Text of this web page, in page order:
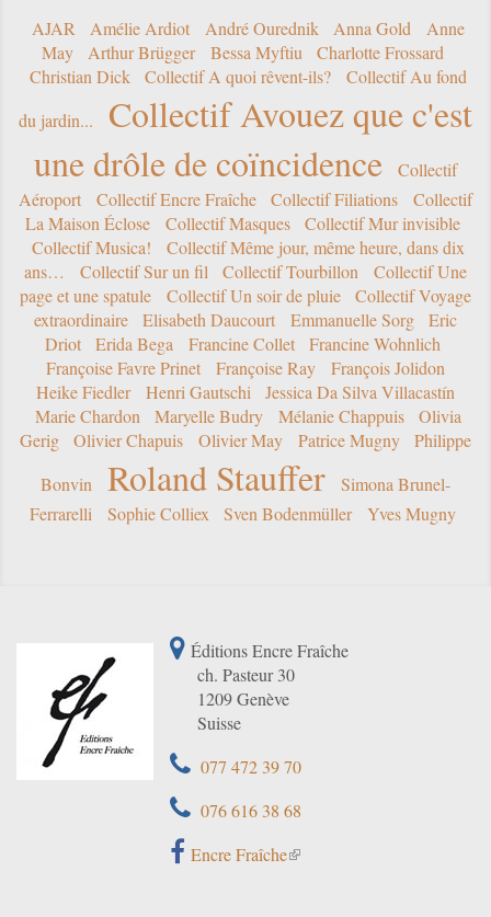
AJAR Amélie Ardiot André Ourednik Anna Gold
Anne
May
Arthur Brügger Bessa Myftiu
Charlotte Frossard
Christian Dick
Collectif A quoi rêvent-ils?
Collectif Au fond
du jardin...
Collectif Avouez que c'est
une drôle de coïncidence
Collectif
Aéroport
Collectif Encre Fraîche Collectif Filiations
Collectif
La Maison Éclose
Collectif Masques
Collectif Mur invisible
Collectif Musica!
Collectif Même jour, même heure, dans dix
ans…
Collectif Sur un fil Collectif Tourbillon
Collectif Une
page et une spatule
Collectif Un soir de pluie
Collectif Voyage
extraordinaire
Elisabeth Daucourt Emmanuelle Sorg
Eric
Driot
Erida Bega Francine Collet
Francine Wohnlich
Françoise Favre Prinet
Françoise Ray
François Jolidon
Heike Fiedler
Henri Gautschi
Jessica Da Silva Villacastín
Marie Chardon
Maryelle Budry Mélanie Chappuis
Olivia
Gerig
Olivier Chapuis Olivier May Patrice Mugny
Philippe
Bonvin
Roland Stauffer
Simona Brunel-
Ferrarelli
Sophie Colliex Sven Bodenmüller Yves Mugny
Éditions Encre Fraîche
ch. Pasteur 30
1209 Genève
Suisse
077 472 39 70
076 616 38 68
Encre Fraîche